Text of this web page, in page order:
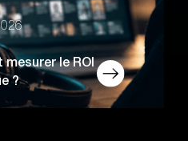
le ROI
?